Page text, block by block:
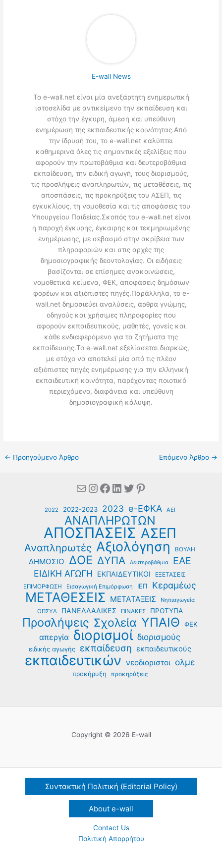
E-wall News
Το e-wall.net είναι μία ανεξάρτητη ενημερωτική
ιστοσελίδα με αντικείμενο την εκπαίδευση και
στόχο την έγκυρη, άμεση και υπεύθυνη
ενημέρωση της εκπαιδευτικής κοινότητας.Από
την ίδρυσή του, το e-wall.net καλύπτει
καθημερινά όλες τις σημαντικές εξελίξεις που
αφορούν την πρωτοβάθμια και δευτεροβάθμια
εκπαίδευση, την ειδική αγωγή, τους διορισμούς,
τις προσλήψεις αναπληρωτών, τις μεταθέσεις, τις
αποσπάσεις, τις προκηρύξεις του ΑΣΕΠ, τις
εγκυκλίους, τη νομοθεσία και τις αποφάσεις του
Υπουργείου Παιδείας.Σκοπός του e-wall.net είναι
η παροχή έγκυρης, έγκαιρης και τεκμηριωμένης
ενημέρωσης, με σεβασμό στην ακρίβεια των
πληροφοριών και στις αρχές της
δημοσιογραφικής δεοντολογίας. Οι ειδήσεις
βασίζονται σε επίσημες ανακοινώσεις,
νομοθετικά κείμενα, ΦΕΚ, αποφάσεις δημόσιων
φορέων και αξιόπιστες πηγές.Παράλληλα, το e-
wall.net δημοσιεύει αναλύσεις, άρθρα γνώμης,
οδηγούς και χρήσιμες πληροφορίες που
αφορούν εκπαιδευτικούς, μαθητές, γονείς και
κάθε ενδιαφερόμενο για τα ζητήματα της
εκπαίδευσης.Το e-wall.net εξελίσσεται διαρκώς,
με στόχο να αποτελεί μία από τις πλέον
αξιόπιστες πηγές ενημέρωσης για την ελληνική
εκπαιδευτική κοινότητα, παρέχοντας ποιοτικό
περιεχόμενο, διαφάνεια και υπεύθυνη
δημοσιογραφική κάλυψη.
← Προηγούμενο Άρθρο Επόμενο Άρθρο →
MailInstagram
Facebook
Linkedin
Twitter
Pinterest
2022 2022-2023 2023 e-ΕΦΚΑ ΑΕΙ
ΑΝΑΠΛΗΡΩΤΩΝ
ΑΠΟΣΠΑΣΕΙΣ ΑΣΕΠ
Αναπληρωτές Αξιολόγηση ΒΟΥΛΗ
ΔΗΜΟΣΙΟ ΔΟΕ ΔΥΠΑ Δευτεροβάθμια ΕΑΕ
ΕΙΔΙΚΗ ΑΓΩΓΗ ΕΚΠΑΙΔΕΥΤΙΚΟΙ ΕΞΕΤΑΣΕΙΣ
ΕΠΙΜΟΡΦΩΣΗ Εισαγωγική Επιμόρφωση ΙΕΠ Κεραμέως
ΜΕΤΑΘΕΣΕΙΣ ΜΕΤΑΤΑΞΕΙΣ
Νηπιαγωγεία
ΟΠΣΥΔ
ΠΑΝΕΛΛΑΔΙΚΕΣ ΠΙΝΑΚΕΣ ΠΡΟΤΥΠΑ
Προσλήψεις Σχολεία ΥΠΑΙΘ ΦΕΚ
απεργία διορισμοί διορισμούς
ειδικής αγωγής εκπαίδευση εκπαιδευτικούς
εκπαιδευτικών νεοδιοριστοι ολμε
προκήρυξη προκηρύξεις
Copyright © 2026 E-wall
Συντακτική Πολιτική (Editorial Policy)
About e-wall
Contact Us
Πολιτική Απορρήτου